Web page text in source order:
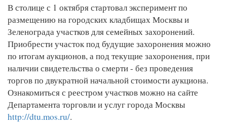
В столице с 1 октября стартовал эксперимент по
размещению на городских кладбищах Москвы и
Зеленограда участков для семейных захоронений.
Приобрести участок под будущие захоронения можно
по итогам аукционов, а под текущие захоронения, при
наличии свидетельства о смерти - без проведения
торгов по двукратной начальной стоимости аукциона.
Ознакомиться с реестром участков можно на сайте
Департамента торговли и услуг города Москвы
http://dtu.mos.ru/.